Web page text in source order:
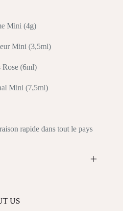
Mini (4g)
Mini (3,5ml)
Rose (6ml)
Mini (7,5ml)
rapide dans tout le pays
US